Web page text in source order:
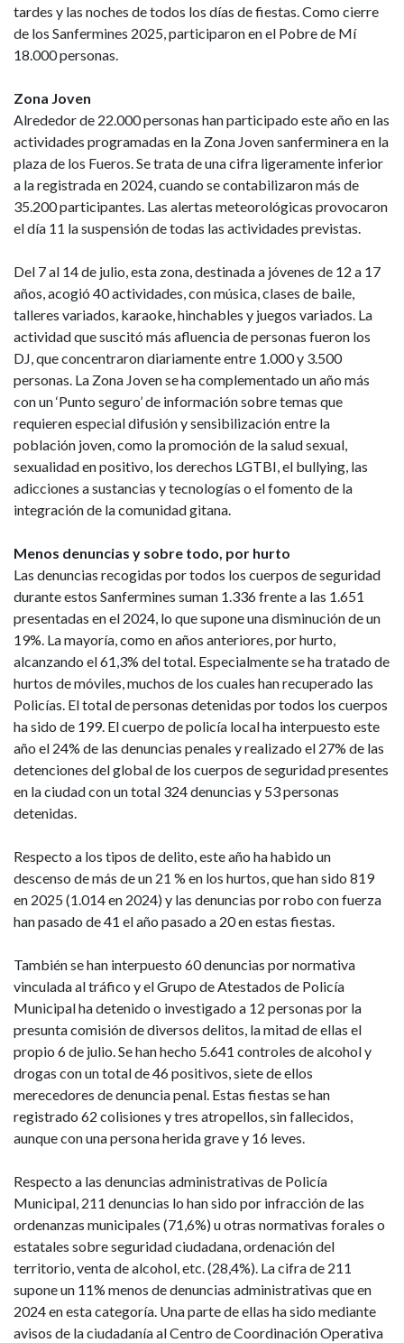
tardes y las noches de todos los días de fiestas. Como cierre
de los Sanfermines 2025, participaron en el Pobre de Mí
18.000 personas.
Zona Joven
Alrededor de 22.000 personas han participado este año en las
actividades programadas en la Zona Joven sanferminera en la
plaza de los Fueros. Se trata de una cifra ligeramente inferior
a la registrada en 2024, cuando se contabilizaron más de
35.200 participantes. Las alertas meteorológicas provocaron
el día 11 la suspensión de todas las actividades previstas.
Del 7 al 14 de julio, esta zona, destinada a jóvenes de 12 a 17
años, acogió 40 actividades, con música, clases de baile,
talleres variados, karaoke, hinchables y juegos variados. La
actividad que suscitó más afluencia de personas fueron los
DJ, que concentraron diariamente entre 1.000 y 3.500
personas. La Zona Joven se ha complementado un año más
con un ‘Punto seguro’ de información sobre temas que
requieren especial difusión y sensibilización entre la
población joven, como la promoción de la salud sexual,
sexualidad en positivo, los derechos LGTBI, el bullying, las
adicciones a sustancias y tecnologías o el fomento de la
integración de la comunidad gitana.
Menos denuncias y sobre todo, por hurto
Las denuncias recogidas por todos los cuerpos de seguridad
durante estos Sanfermines suman 1.336 frente a las 1.651
presentadas en el 2024, lo que supone una disminución de un
19%. La mayoría, como en años anteriores, por hurto,
alcanzando el 61,3% del total. Especialmente se ha tratado de
hurtos de móviles, muchos de los cuales han recuperado las
Policías. El total de personas detenidas por todos los cuerpos
ha sido de 199. El cuerpo de policía local ha interpuesto este
año el 24% de las denuncias penales y realizado el 27% de las
detenciones del global de los cuerpos de seguridad presentes
en la ciudad con un total 324 denuncias y 53 personas
detenidas.
Respecto a los tipos de delito, este año ha habido un
descenso de más de un 21 % en los hurtos, que han sido 819
en 2025 (1.014 en 2024) y las denuncias por robo con fuerza
han pasado de 41 el año pasado a 20 en estas fiestas.
También se han interpuesto 60 denuncias por normativa
vinculada al tráfico y el Grupo de Atestados de Policía
Municipal ha detenido o investigado a 12 personas por la
presunta comisión de diversos delitos, la mitad de ellas el
propio 6 de julio. Se han hecho 5.641 controles de alcohol y
drogas con un total de 46 positivos, siete de ellos
merecedores de denuncia penal. Estas fiestas se han
registrado 62 colisiones y tres atropellos, sin fallecidos,
aunque con una persona herida grave y 16 leves.
Respecto a las denuncias administrativas de Policía
Municipal, 211 denuncias lo han sido por infracción de las
ordenanzas municipales (71,6%) u otras normativas forales o
estatales sobre seguridad ciudadana, ordenación del
territorio, venta de alcohol, etc. (28,4%). La cifra de 211
supone un 11% menos de denuncias administrativas que en
2024 en esta categoría. Una parte de ellas ha sido mediante
avisos de la ciudadanía al Centro de Coordinación Operativa